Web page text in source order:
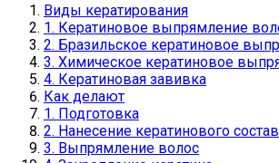
Виды кератирования
1. Кератиновое выпрямление
2. Бразильское кератиновое
3. Химическое кератиновое
4. Кератиновая завивка
Как делают
1. Подготовка
2. Нанесение кератинового
3. Выпрямление волос